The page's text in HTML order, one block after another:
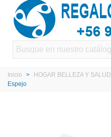
Inicio > HOGAR BELLEZA Y SALUD
Espejo